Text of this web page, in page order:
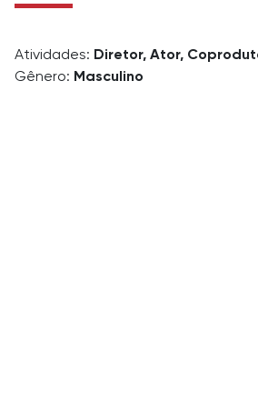
Atividades: Diretor, Ator,
Gênero: Masculino